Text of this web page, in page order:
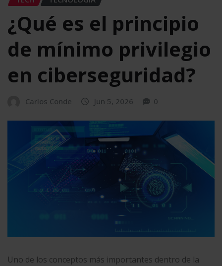
¿Qué es el principio
de mínimo privilegio
en ciberseguridad?
Carlos Conde Jun 5, 2026 0
Uno de los conceptos más importantes dentro de la